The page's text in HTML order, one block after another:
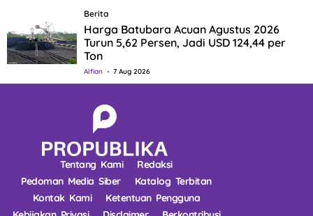
Berita
Harga Batubara Acuan Agustus 2026
Turun 5,62 Persen, Jadi USD 124,44 per
Ton
Alfian 7 Aug 2026
Tentang Kami
Redaksi
Pedoman Media Siber
Katalog Terbitan
Kontak Kami
Ketentuan Pengguna